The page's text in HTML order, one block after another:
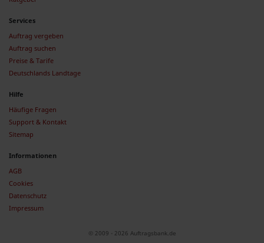
Services
Auftrag vergeben
Auftrag suchen
Preise & Tarife
Deutschlands Landtage
Hilfe
Häufige Fragen
Support & Kontakt
Sitemap
Informationen
AGB
Cookies
Datenschutz
Impressum
© 2009 - 2026 Auftragsbank.de